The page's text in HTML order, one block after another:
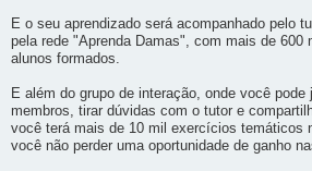
E o seu aprendizado será acompanhado pelo
pela rede "Aprenda Damas", com mais de 600
alunos formados.
E além do grupo de interação, onde você pode
membros, tirar dúvidas com o tutor e
você terá mais de 10 mil exercícios temáticos
você não perder uma oportunidade de ganho